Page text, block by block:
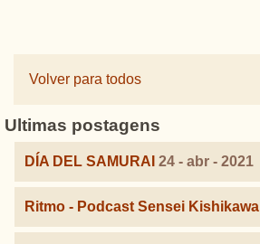
Volver para todos
Ultimas postagens
DÍA DEL SAMURAI 24 - abr - 2021
Ritmo - Podcast Sensei Kishikawa